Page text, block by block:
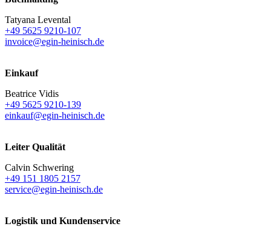
Tatyana Levental
+49 5625 9210-107
invoice@egin-heinisch.de
Einkauf
Beatrice Vidis
+49 5625 9210-139
einkauf@egin-heinisch.de
Leiter Qualität
Calvin Schwering
+49 151 1805 2157
service@egin-heinisch.de
Logistik und Kundenservice